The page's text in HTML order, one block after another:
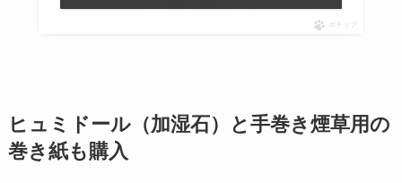
ポチップ
ヒュミドール（加湿石）と手巻き煙草用の
巻き紙も購入